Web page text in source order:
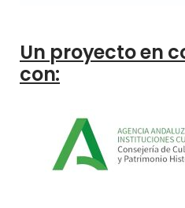
Un proyecto en
con: